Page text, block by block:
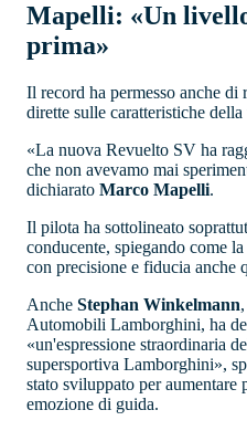
Mapelli: «Un
prima»
Il record ha permesso anche
dirette sulle caratteristiche della
«La nuova Revuelto SV ha
che non avevamo mai
dichiarato Marco Mapelli.
Il pilota ha sottolineato
conducente, spiegando come
con precisione e fiducia anche
Anche Stephan Winkelmann
Automobili Lamborghini, ha
«un'espressione straordinaria
supersportiva Lamborghini»,
stato sviluppato per
emozione di guida.